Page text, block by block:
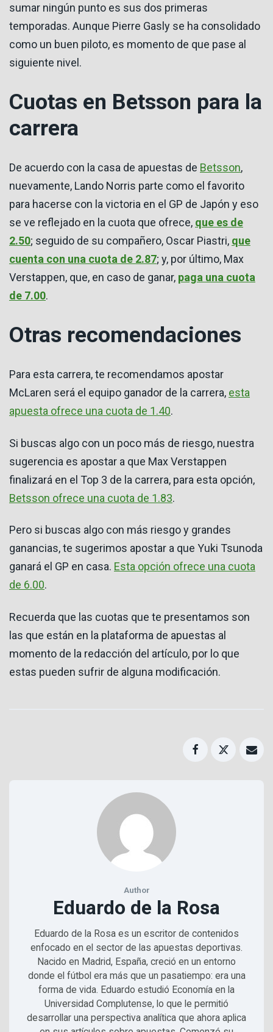
sumar ningún punto es sus dos primeras
temporadas. Aunque Pierre Gasly se ha consolidado
como un buen piloto, es momento de que pase al
siguiente nivel.
Cuotas en Betsson para la
carrera
De acuerdo con la casa de apuestas de Betsson,
nuevamente, Lando Norris parte como el favorito
para hacerse con la victoria en el GP de Japón y eso
se ve reflejado en la cuota que ofrece, que es de
2.50; seguido de su compañero, Oscar Piastri, que
cuenta con una cuota de 2.87; y, por último, Max
Verstappen, que, en caso de ganar, paga una cuota
de 7.00.
Otras recomendaciones
Para esta carrera, te recomendamos apostar
McLaren será el equipo ganador de la carrera, esta
apuesta ofrece una cuota de 1.40.
Si buscas algo con un poco más de riesgo, nuestra
sugerencia es apostar a que Max Verstappen
finalizará en el Top 3 de la carrera, para esta opción,
Betsson ofrece una cuota de 1.83.
Pero si buscas algo con más riesgo y grandes
ganancias, te sugerimos apostar a que Yuki Tsunoda
ganará el GP en casa. Esta opción ofrece una cuota
de 6.00.
Recuerda que las cuotas que te presentamos son
las que están en la plataforma de apuestas al
momento de la redacción del artículo, por lo que
estas pueden sufrir de alguna modificación.
Author
Eduardo de la Rosa
Eduardo de la Rosa es un escritor de contenidos
enfocado en el sector de las apuestas deportivas.
Nacido en Madrid, España, creció en un entorno
donde el fútbol era más que un pasatiempo: era una
forma de vida. Eduardo estudió Economía en la
Universidad Complutense, lo que le permitió
desarrollar una perspectiva analítica que ahora aplica